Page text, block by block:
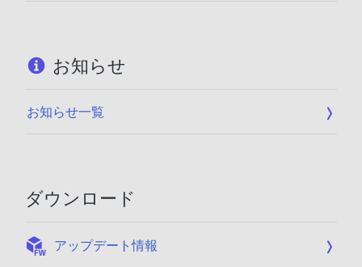
お知らせ
お知らせ一覧
ダウンロード
アップデート情報